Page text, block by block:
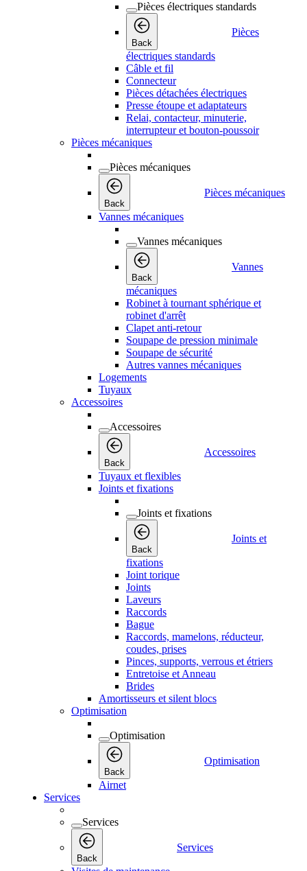
Pièces électriques standards
Back
Pièces
électriques standards
Câble et fil
Connecteur
Pièces détachées électriques
Presse étoupe et adaptateurs
Relai, contacteur, minuterie,
interrupteur et bouton-poussoir
Pièces mécaniques
Pièces mécaniques
Back
Pièces mécaniques
Vannes mécaniques
Vannes mécaniques
Back
Vannes
mécaniques
Robinet à tournant sphérique et
robinet d'arrêt
Clapet anti-retour
Soupape de pression minimale
Soupape de sécurité
Autres vannes mécaniques
Logements
Tuyaux
Accessoires
Accessoires
Back
Accessoires
Tuyaux et flexibles
Joints et fixations
Joints et fixations
Back
Joints et
fixations
Joint torique
Joints
Laveurs
Raccords
Bague
Raccords, mamelons, réducteur,
coudes, prises
Pinces, supports, verrous et étriers
Entretoise et Anneau
Brides
Amortisseurs et silent blocs
Optimisation
Optimisation
Back
Optimisation
Airnet
Services
Services
Back
Services